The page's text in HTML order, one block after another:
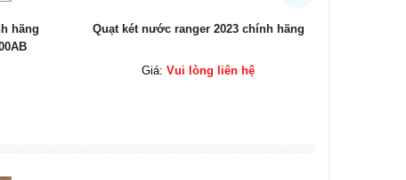
hãng
Quạt két nước ranger 2023 chính hãng
Giá:Vui lòng liên hệ